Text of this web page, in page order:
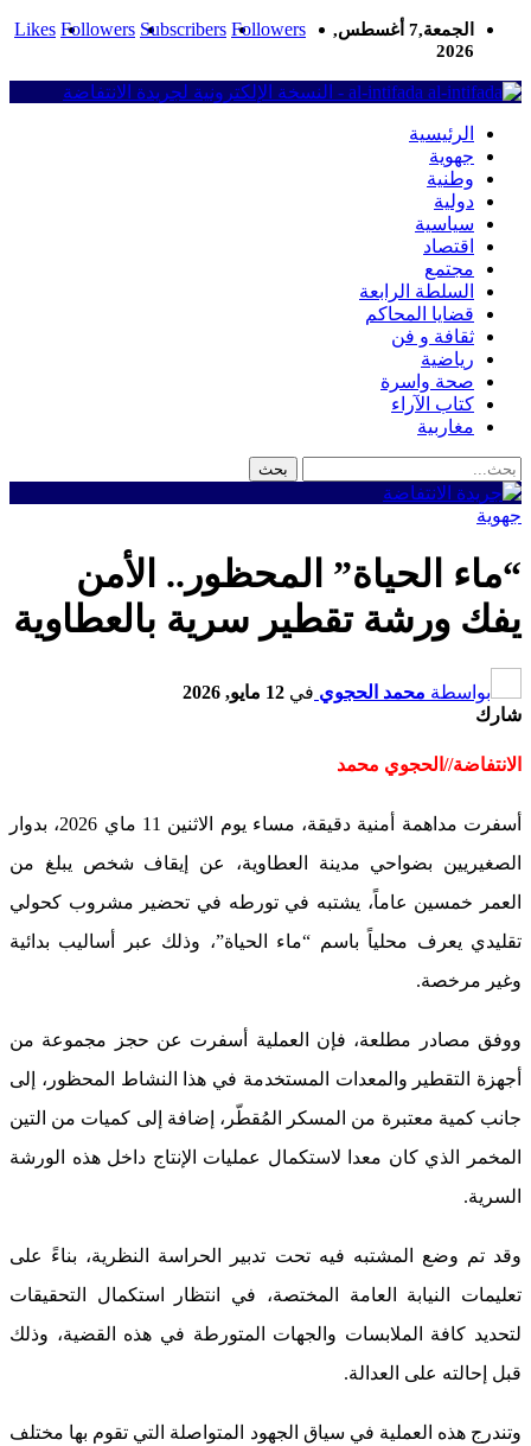
Likes Followers Subscribers Followers
الجمعة,7 أغسطس,
2026
al-intifada - النسخة الإلكترونية لجريدة الانتفاضة
الرئيسية
جهوية
وطنية
دولية
سياسية
اقتصاد
مجتمع
السلطة الرابعة
قضايا المحاكم
ثقافة و فن
رياضية
صحة واسرة
كتاب الآراء
مغاربية
جهوية
“ماء الحياة” المحظور.. الأمن
يفك ورشة تقطير سرية بالعطاوية
بواسطة محمد الحجوي في 12 مايو, 2026
شارك
الانتفاضة//الحجوي محمد
أسفرت مداهمة أمنية دقيقة، مساء يوم الاثنين 11 ماي 2026، بدوار
الصغيريين بضواحي مدينة العطاوية، عن إيقاف شخص يبلغ من
العمر خمسين عاماً، يشتبه في تورطه في تحضير مشروب كحولي
تقليدي يعرف محلياً باسم “ماء الحياة”، وذلك عبر أساليب بدائية
وغير مرخصة.
ووفق مصادر مطلعة، فإن العملية أسفرت عن حجز مجموعة من
أجهزة التقطير والمعدات المستخدمة في هذا النشاط المحظور، إلى
جانب كمية معتبرة من المسكر المُقطّر، إضافة إلى كميات من التين
المخمر الذي كان معدا لاستكمال عمليات الإنتاج داخل هذه الورشة
السرية.
وقد تم وضع المشتبه فيه تحت تدبير الحراسة النظرية، بناءً على
تعليمات النيابة العامة المختصة، في انتظار استكمال التحقيقات
لتحديد كافة الملابسات والجهات المتورطة في هذه القضية، وذلك
قبل إحالته على العدالة.
وتندرج هذه العملية في سياق الجهود المتواصلة التي تقوم بها مختلف